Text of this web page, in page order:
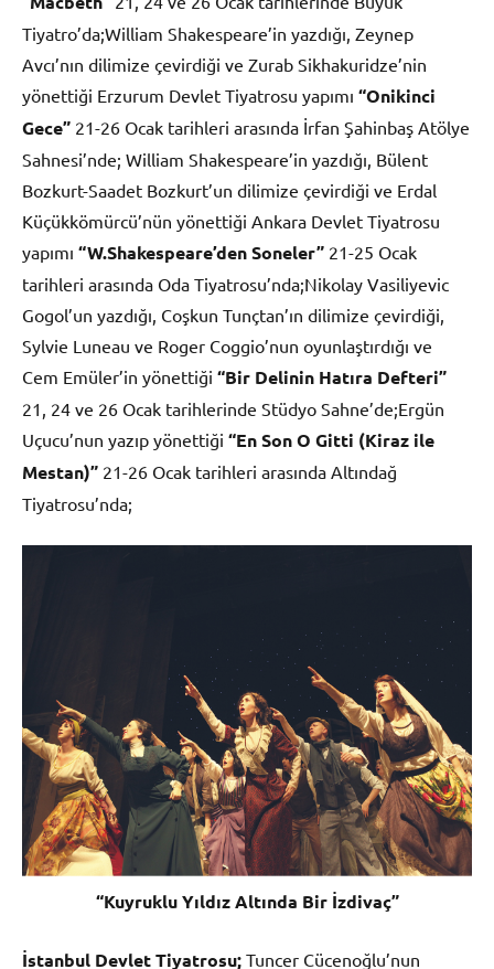
Tiyatro’da;William Shakespeare’in yazdığı, Zeynep
Avcı’nın dilimize çevirdiği ve Zurab Sikhakuridze’nin
yönettiği Erzurum Devlet Tiyatrosu yapımı “Onikinci
Gece” 21-26 Ocak tarihleri arasında İrfan Şahinbaş Atölye
Sahnesi’nde; William Shakespeare’in yazdığı, Bülent
Bozkurt-Saadet Bozkurt’un dilimize çevirdiği ve Erdal
Küçükkömürcü’nün yönettiği Ankara Devlet Tiyatrosu
yapımı “W.Shakespeare’den Soneler” 21-25 Ocak
tarihleri arasında Oda Tiyatrosu’nda;Nikolay Vasiliyevic
Gogol’un yazdığı, Coşkun Tunçtan’ın dilimize çevirdiği,
Sylvie Luneau ve Roger Coggio’nun oyunlaştırdığı ve
Cem Emüler’in yönettiği “Bir Delinin Hatıra Defteri”
21, 24 ve 26 Ocak tarihlerinde Stüdyo Sahne’de;Ergün
Uçucu’nun yazıp yönettiği “En Son O Gitti (Kiraz ile
Mestan)” 21-26 Ocak tarihleri arasında Altındağ
Tiyatrosu’nda;
“Kuyruklu Yıldız Altında Bir İzdivaç”
İstanbul Devlet Tiyatrosu; Tuncer Cücenoğlu’nun